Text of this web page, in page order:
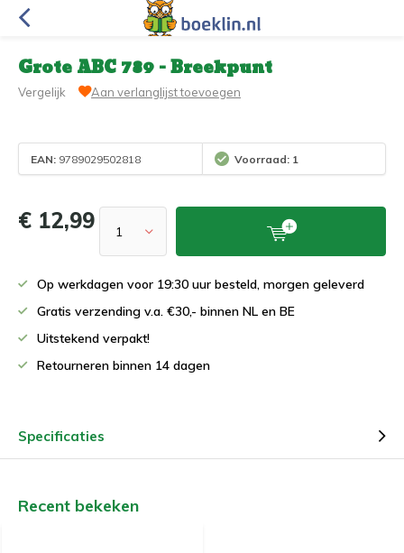
Grote ABC 789 - Breekpunt
Vergelijk Aan verlanglijst toevoegen
EAN: 9789029502818 Voorraad: 1
€ 12,99
Op werkdagen voor 19:30 uur besteld, morgen geleverd
Gratis verzending v.a. €30,- binnen NL en BE
Uitstekend verpakt!
Retourneren binnen 14 dagen
Specificaties
Recent bekeken